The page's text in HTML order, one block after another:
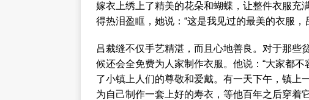
嫁衣上绣上了精美的花朵和蝴蝶，让整件衣服充
得热泪盈眶，她说：“这是我见过的最美的衣服
吕裁缝不仅手艺精湛，而且心地善良。对于那些
候还会全免费为人家制作衣服。他说：“大家都
了小镇上人们的尊敬和爱戴。有一天下午，镇上
为自己制作一套上好的寿衣，等他百年之后穿着